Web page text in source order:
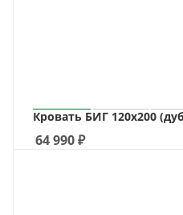
Кровать БИГ 120х200
64 990₽